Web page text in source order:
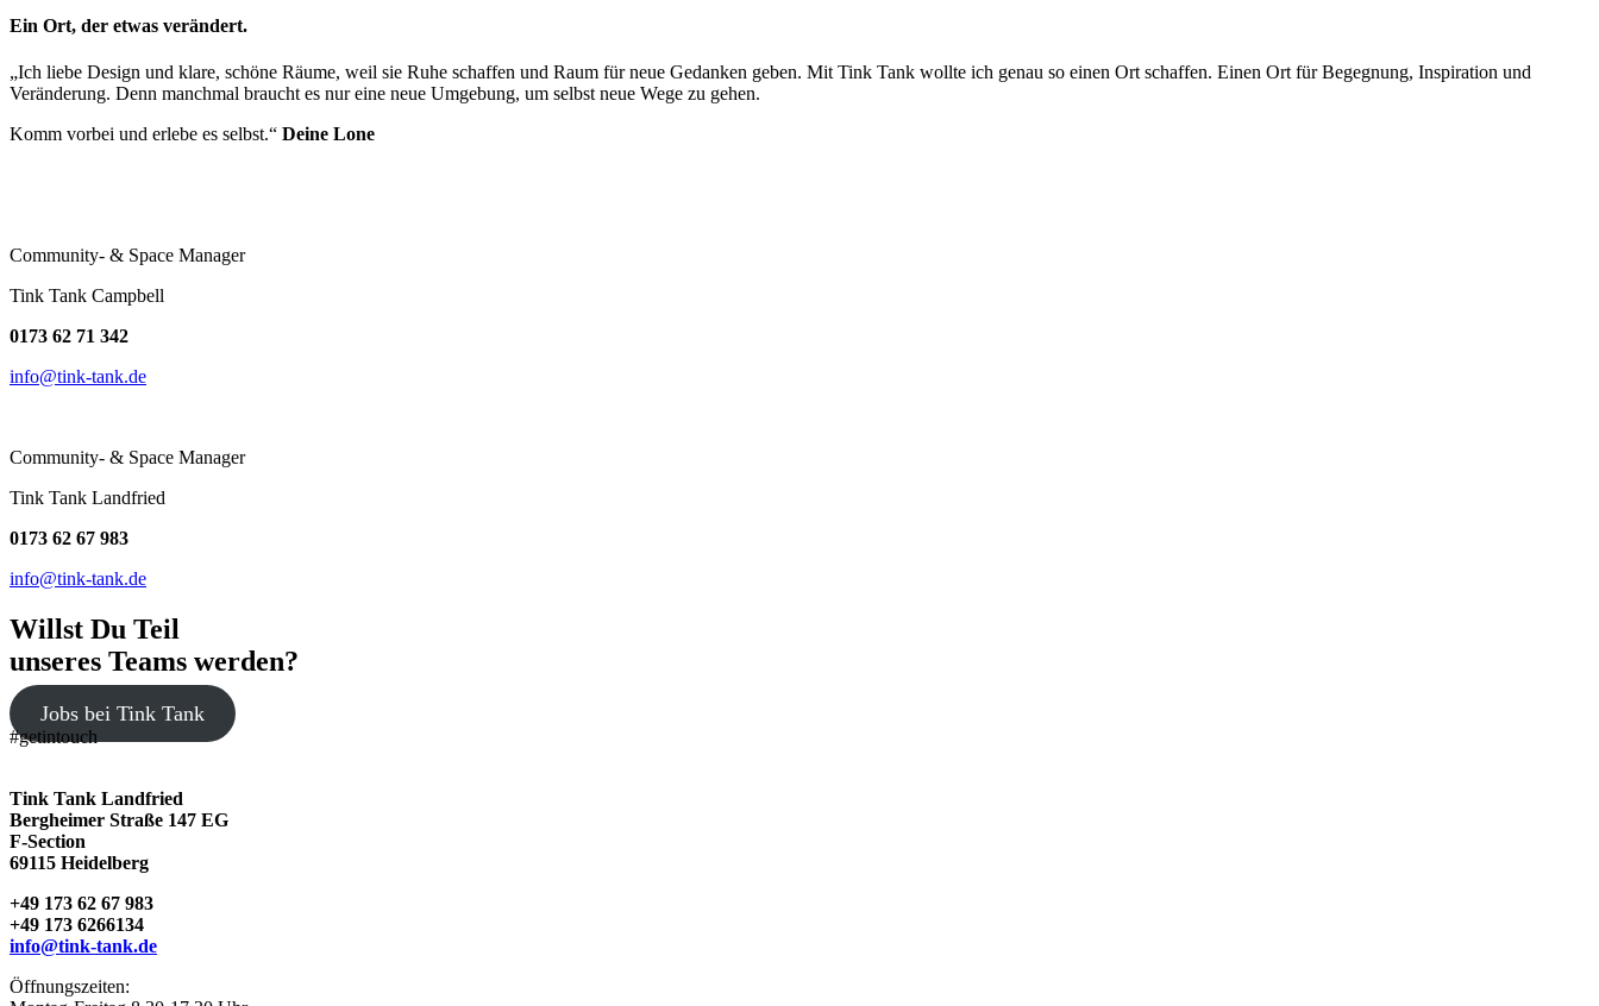
Ein Ort, der etwas verändert.
„Ich liebe Design und klare, schöne Räume, weil sie Ruhe schaffen und Raum für neue Gedanken geben. Mit Tink Tank wollte ich genau so einen Ort schaffen. Einen Ort für Begegnung, Inspiration und
Veränderung. Denn manchmal braucht es nur eine neue Umgebung, um selbst neue Wege zu gehen.
Komm vorbei und erlebe es selbst.“ Deine Lone
Community- & Space Manager
Tink Tank Campbell
0173 62 71 342
info@tink-tank.de
Community- & Space Manager
Tink Tank Landfried
0173 62 67 983
info@tink-tank.de
Willst Du Teil
unseres Teams werden?
Jobs bei Tink Tank
#getintouch
Tink Tank Landfried
Bergheimer Straße 147 EG
F-Section
69115 Heidelberg
+49 173 62 67 983
+49 173 6266134
info@tink-tank.de
Öffnungszeiten: